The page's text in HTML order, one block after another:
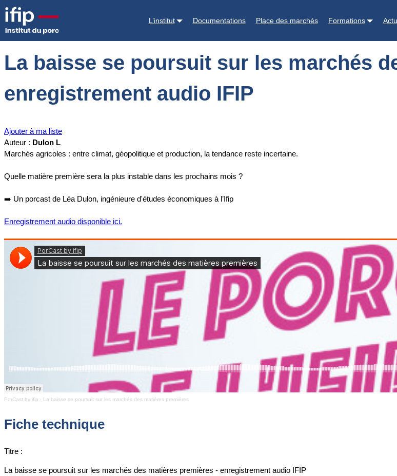
L’institut Documentations Place des marchés Formations
Accueil Documentations
La baisse se poursuit sur les marchés
enregistrement audio IFIP
Ajouter à ma liste
Auteur : Dulon L
Marchés agricoles : entre climat, géopolitique et production, la tendance reste incertaine.
Quelle matière première sera la plus instable dans les prochains mois ?
➡️ Un porcast de Léa Dulon, ingénieure d'études économiques à l’Ifip
Enregistrement audio disponible ici.
PorCast by ifip · La baisse se poursuit sur les marchés des matières premières
Fiche technique
Titre :
La baisse se poursuit sur les marchés des matières premières - enregistrement audio IFIP